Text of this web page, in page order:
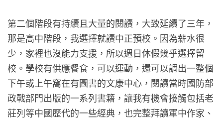
第二個階段有持續且大量的閱讀，大致延續了三年，
那是高中階段，我選擇就讀中正預校。因為薪水很
少，家裡也沒能力支援，所以週日休假幾乎選擇留
校。學校有供應餐食，可以運動，還可以調出一整個
下午或上午窩在有圖書的文康中心，閱讀當時國防部
政戰部門出版的一系列書籍，讓我有機會接觸包括老
莊列等中國歷代的一些經典，也完整拜讀軍中作家、